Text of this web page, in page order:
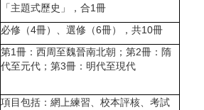
「主題式歷史」，合1冊
必修（4冊）、選修（6冊），共10冊
第1冊：西周至魏晉南北朝；第2冊：隋
代至元代；第3冊：明代至現代
項目包括：網上練習、校本評核、考試